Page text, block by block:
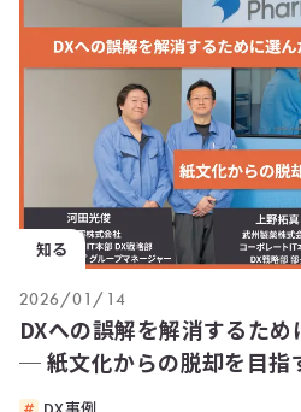
知る
2026/01/14
DXへの誤解を解消するた
─ 紙文化からの脱却を目指